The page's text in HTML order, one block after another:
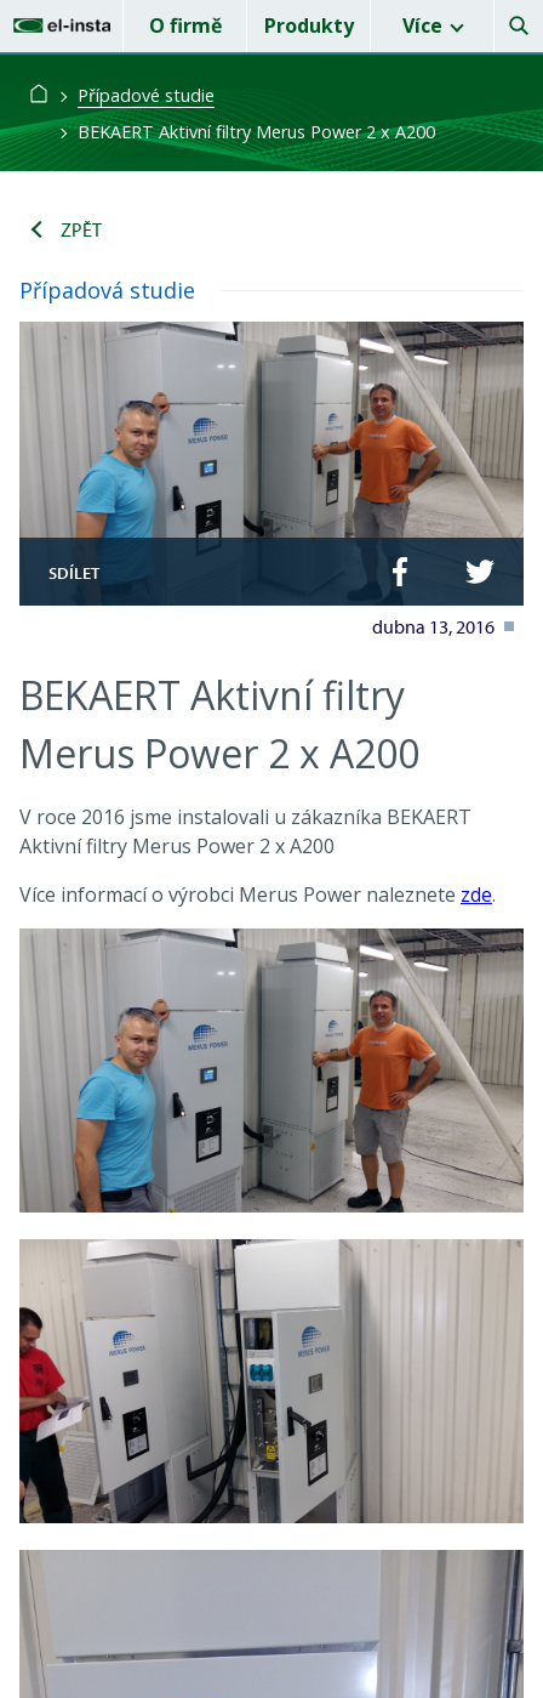
O firmě Produkty Více
Případové studie
BEKAERT Aktivní filtry Merus Power 2 x A200
ZPĚT
Případová studie
SDÍLET
dubna 13, 2016
BEKAERT Aktivní filtry
Merus Power 2 x A200
V roce 2016 jsme instalovali u zákazníka BEKAERT
Aktivní filtry Merus Power 2 x A200
Více informací o výrobci Merus Power naleznete zde.